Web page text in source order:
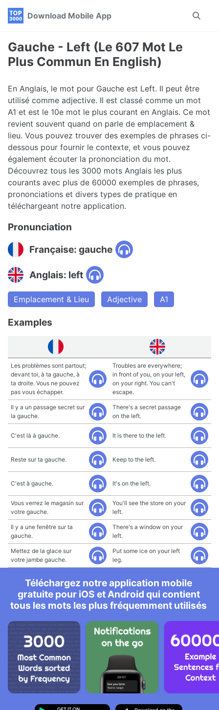
Skip
navigation
Skip
Skip
Download Mobile App
Toggle
Gauche - Left (Le 607 Mot Le
Plus Commun En English)
En Anglais, le mot pour Gauche est Left. Il peut être
utilisé comme adjective. Il est classé comme un mot
A1 et est le 10e mot le plus courant en Anglais. Ce mot
revient souvent quand on parle de emplacement &
lieu. Vous pouvez trouver des exemples de phrases ci-
dessous pour fournir le contexte, et vous pouvez
également écouter la prononciation du mot.
Découvrez tous les 3000 mots Anglais les plus
courants avec plus de 60000 exemples de phrases,
prononciations et divers types de pratique en
téléchargeant notre application.
Pronunciation
Française: gauche
Anglais: left
Emplacement & Lieu Adjective A1
Examples
Les problèmes sont partout;
devant toi, à ta gauche, à
ta droite. Vous ne pouvez
pas vous échapper.
Troubles are everywhere;
in front of you, on your left,
on your right. You can't
escape.
Il y a un passage secret sur
la gauche.
There's a secret passage
on the left.
C'est là à gauche. It is there to the left.
Reste sur ta gauche. Keep to the left.
C'est à gauche. It's on the left.
Vous verrez le magasin sur
votre gauche.
You'll see the store on your
left.
Il y a une fenêtre sur ta
gauche.
There's a window on your
left.
Mettez de la glace sur
votre jambe gauche.
Put some ice on your left
leg.
Téléchargez notre application mobile
gratuite pour iOS et Android qui contient
tous les mots les plus fréquemment utilisés